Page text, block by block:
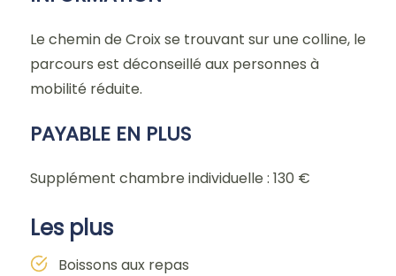
Le chemin de Croix se trouvant sur une colline, le
parcours est déconseillé aux personnes à
mobilité réduite.
PAYABLE EN PLUS
Supplément chambre individuelle : 130 €
Les plus
Boissons aux repas